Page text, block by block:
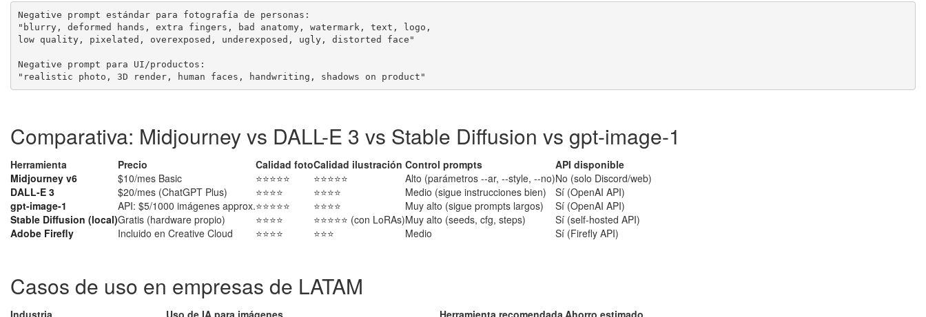
Negative prompt estándar para fotografía de personas:
"blurry, deformed hands, extra fingers, bad anatomy, watermark, text, logo,
low quality, pixelated, overexposed, underexposed, ugly, distorted face"
Negative prompt para UI/productos:
"realistic photo, 3D render, human faces, handwriting, shadows on product"
Comparativa: Midjourney vs DALL-E 3 vs Stable Diffusion vs gpt-image-1
Herramienta Precio Calidad fotoCalidad ilustración Control prompts
API disponible
Midjourney v6
$10/mes Basic ⭐⭐⭐⭐⭐ ⭐⭐⭐⭐⭐ Alto (parámetros --ar, --style, --no)No (solo Discord/web)
DALL-E 3
$20/mes (ChatGPT Plus) ⭐⭐⭐⭐ ⭐⭐⭐⭐ Medio (sigue instrucciones bien)
Sí (OpenAI API)
gpt-image-1
API: $5/1000 imágenes approx.⭐⭐⭐⭐⭐ ⭐⭐⭐⭐ Muy alto (sigue prompts largos)
Sí (OpenAI API)
Stable Diffusion (local)Gratis (hardware propio) ⭐⭐⭐⭐ ⭐⭐⭐⭐⭐ (con LoRAs)Muy alto (seeds, cfg, steps)
Sí (self-hosted API)
Adobe Firefly
Incluido en Creative Cloud ⭐⭐⭐⭐ ⭐⭐⭐ Medio Sí (Firefly API)
Casos de uso en empresas de LATAM
Industria Uso de IA para imágenes Herramienta recomendada Ahorro estimado